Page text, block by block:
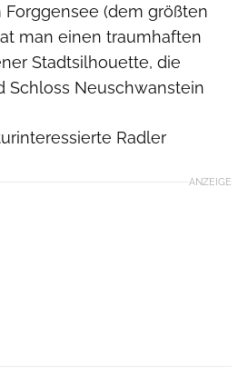
Forggensee (dem größten
man einen traumhaften
Stadtsilhouette, die
Schloss Neuschwanstein
Radler
ANZEIGE